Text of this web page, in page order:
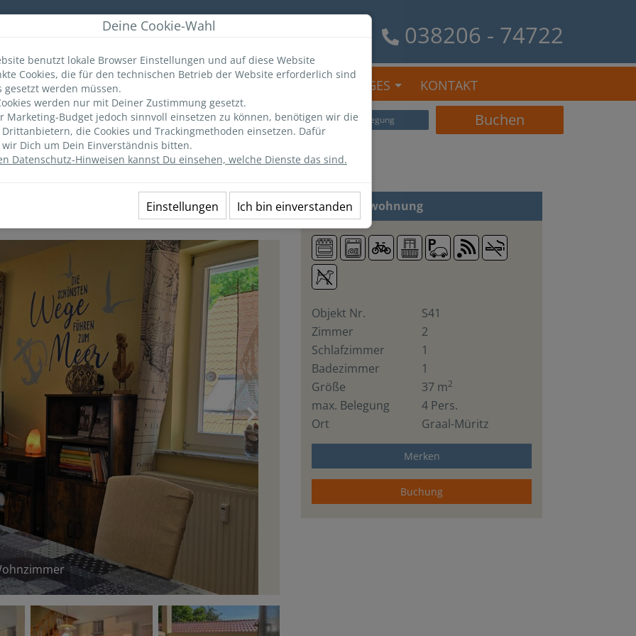
Deine Cookie-Wahl
benutzt lokale Browser Einstellungen und auf diese Website
Cookies, die für den technischen Betrieb der Website erforderlich sind
gesetzt werden müssen.
werden nur mit Deiner Zustimmung gesetzt.
Marketing-Budget jedoch sinnvoll einsetzen zu können, benötigen wir die
die Cookies und Trackingmethoden einsetzen. Dafür
Dich um Dein Einverständnis bitten.
Datenschutz-Hinweisen kannst Du einsehen, welche Dienste das sind.
Einstellungen Ich bin einverstanden
038206 - 74722
ANGEBOTE MERKLISTE SONSTIGES KONTAKT
Ausstattung Lage Preise Belegung Buchen
"Malta Zehn -
›
2 ZiFerienwohnung
Objekt Nr.
S41
Zimmer
2
Schlafzimmer
1
Badezimmer
1
Größe
37 m2
max. Belegung
4 Pers.
Ort
Graal-Müritz
Merken
Buchung